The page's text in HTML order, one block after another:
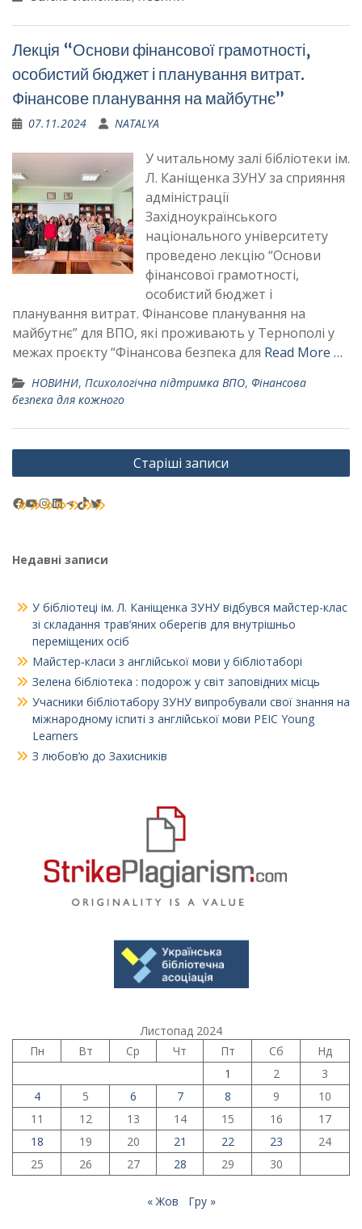
Лекція “Основи фінансової грамотності,
особистий бюджет і планування витрат.
Фінансове планування на майбутнє”
07.11.2024 NATALYA
У читальному залі бібліотеки ім.
Л. Каніщенка ЗУНУ за сприяння
адміністрації
Західноукраїнського
національного університету
проведено лекцію “Основи
фінансової грамотності,
особистий бюджет і
планування витрат. Фінансове планування на
майбутнє” для ВПО, які проживають у Тернополі у
межах проєкту “Фінансова безпека для Read More …
НОВИНИ, Психологічна підтримка ВПО, Фінансова
безпека для кожного
Навігація
за
записами
Старіші записи
Facebook
YouTube
Instagram
LinkedIn
Telegram
TikTok
Twitter
Недавні записи
У бібліотеці ім. Л. Каніщенка ЗУНУ відбувся майстер-клас
зі складання трав’яних оберегів для внутрішньо
переміщених осіб
Майстер‑класи з англійської мови у бібліотаборі
Зелена бібліотека : подорож у світ заповідних місць
Учасники бібліотабору ЗУНУ випробували свої знання на
міжнародному іспиті з англійської мови PEIC Young
Learners
З любов’ю до Захисників
Листопад 2024
Пн
Вт Ср Чт Пт Сб
Нд
1
2
3
4
5 6 7 8 9
10
11
12 13 14 15 16
17
18
19 20 21 22 23
24
25
26 27 28 29 30
« Жов Гру »